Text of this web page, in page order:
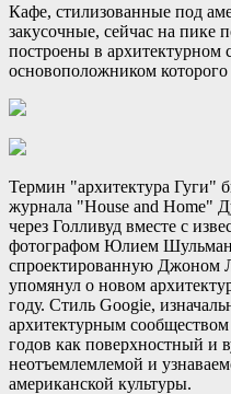
Кафе, стилизованные под
закусочные, сейчас на пике
построены в архитектурном
основоположником
Термин "архитектура Гуги"
журнала "House and Home"
через Голливуд вместе с
фотографом Юлием
спроектированную Джоном
упомянул о новом
году. Стиль Googie,
архитектурным
годов как поверхностный и
неотъемлемлемой и
американской культуры.